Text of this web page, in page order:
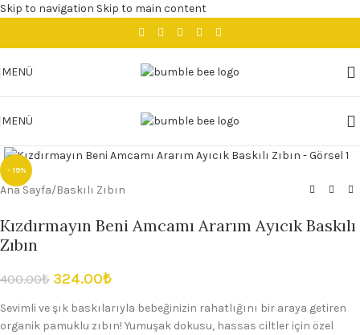
Skip to navigation Skip to main content
MENÜ
MENÜ
- 19%
Ana Sayfa/Baskılı Zıbın
Kızdırmayın Beni Amcamı Ararım Ayıcık Baskılı
Zıbın
400.00₺ 324.00₺
Sevimli ve şık baskılarıyla bebeğinizin rahatlığını bir araya getiren
organik pamuklu zıbın! Yumuşak dokusu, hassas ciltler için özel